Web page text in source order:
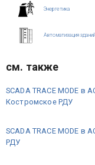
Энергетика
Автоматизация зданий
см. также
SCADA TRACE MODE
Костромское РДУ
SCADA TRACE MODE
РДУ